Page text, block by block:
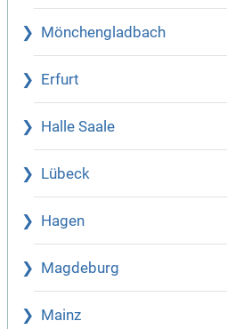
Mönchengladbach
Erfurt
Halle Saale
Lübeck
Hagen
Magdeburg
Mainz